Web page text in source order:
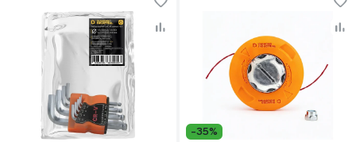
-35%